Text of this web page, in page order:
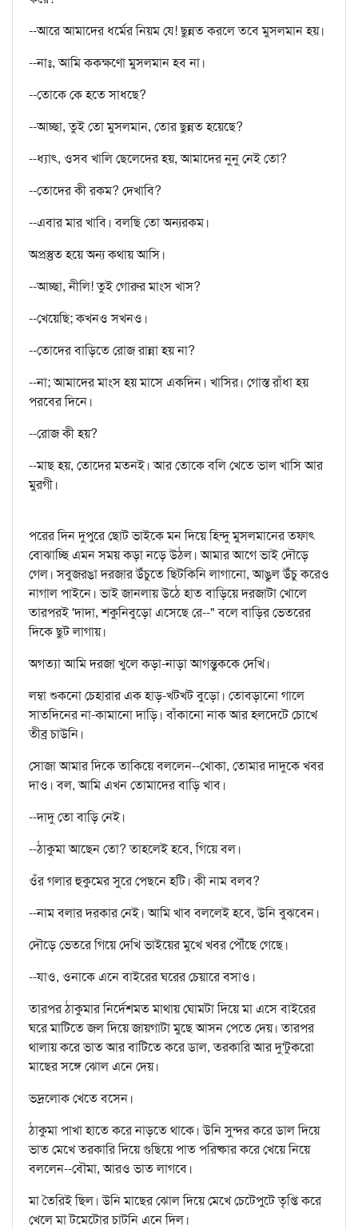
--আরে আমাদের ধর্মের নিয়ম যে! ছুন্নত করলে তবে মুসলমান হয়।
--নাঃ, আমি কক্ক্ষণো মুসলমান হব না।
--তোকে কে হতে সাধছে?
--আচ্ছা, তুই তো মুসলমান, তোর ছুন্নত হয়েছে?
--ধ্যাৎ, ওসব খালি ছেলেদের হয়, আমাদের নুনু নেই তো?
--তোদের কী রকম? দেখাবি?
--এবার মার খাবি। বলছি তো অন্যরকম।
অপ্রস্তুত হয়ে অন্য কথায় আসি।
--আচ্ছা, নীলি! তুই গোরুর মাংস খাস?
--খেয়েছি; কখনও সখনও।
--তোদের বাড়িতে রোজ রান্না হয় না?
--না; আমাদের মাংস হয় মাসে একদিন। খাসির। গোস্ত রাঁধা হয়
পরবের দিনে।
--রোজ কী হয়?
--মাছ হয়, তোদের মতনই। আর তোকে বলি খেতে ভাল খাসি আর
মুরগী।
পরের দিন দুপুরে ছোট ভাইকে মন দিয়ে হিন্দু মুসলমানের তফাৎ
বোঝাচ্ছি এমন সময় কড়া নড়ে উঠল। আমার আগে ভাই দৌড়ে
গেল। সবুজরঙা দরজার উঁচুতে ছিটকিনি লাগানো, আঙুল উঁচু করেও
নাগাল পাইনে। ভাই জানলায় উঠে হাত বাড়িয়ে দরজাটা খোলে
তারপরই 'দাদা, শকুনিবুড়ো এসেছে রে--" বলে বাড়ির ভেতরের
দিকে ছুট লাগায়।
অগত্যা আমি দরজা খুলে কড়া-নাড়া আগন্তুককে দেখি।
লম্বা শুকনো চেহারার এক হাড়-খটখট বুড়ো। তোবড়ানো গালে
সাতদিনের না-কামানো দাড়ি। বাঁকানো নাক আর হলদেটে চোখে
তীব্র চাউনি।
সোজা আমার দিকে তাকিয়ে বললেন--খোকা, তোমার দাদুকে খবর
দাও। বল, আমি এখন তোমাদের বাড়ি খাব।
--দাদু তো বাড়ি নেই।
--ঠাকুমা আছেন তো? তাহলেই হবে, গিয়ে বল।
ওঁর গলার হুকুমের সুরে পেছনে হটি। কী নাম বলব?
--নাম বলার দরকার নেই। আমি খাব বললেই হবে, উনি বুঝবেন।
দৌড়ে ভেতরে গিয়ে দেখি ভাইয়ের মুখে খবর পৌঁছে গেছে।
--যাও, ওনাকে এনে বাইরের ঘরের চেয়ারে বসাও।
তারপর ঠাকুমার নির্দেশমত মাথায় ঘোমটা দিয়ে মা এসে বাইরের
ঘরে মাটিতে জল দিয়ে জায়গাটা মুছে আসন পেতে দেয়। তারপর
থালায় করে ভাত আর বাটিতে করে ডাল, তরকারি আর দু'টুকরো
মাছের সঙ্গে ঝোল এনে দেয়।
ভদ্রলোক খেতে বসেন।
ঠাকুমা পাখা হাতে করে নাড়তে থাকে। উনি সুন্দর করে ডাল দিয়ে
ভাত মেখে তরকারি দিয়ে গুছিয়ে পাত পরিষ্কার করে খেয়ে নিয়ে
বললেন--বৌমা, আরও ভাত লাগবে।
মা তৈরিই ছিল। উনি মাছের ঝোল দিয়ে মেখে চেটেপুটে তৃপ্তি করে
খেলে মা টমেটোর চাটনি এনে দিল।